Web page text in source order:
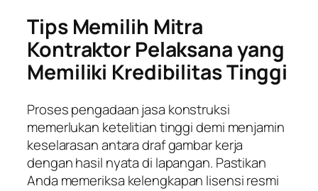
Tips Memilih Mitra
Kontraktor Pelaksana yang
Memiliki Kredibilitas Tinggi
Proses pengadaan jasa konstruksi
memerlukan ketelitian tinggi demi menjamin
keselarasan antara draf gambar kerja
dengan hasil nyata di lapangan. Pastikan
Anda memeriksa kelengkapan lisensi resmi